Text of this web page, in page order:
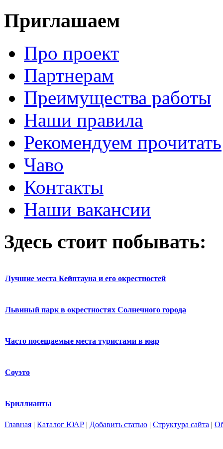
Приглашаем
Про проект
Партнерам
Преимущества работы
Наши правила
Рекомендуем прочитать
Чаво
Контакты
Наши вакансии
Здесь стоит побывать:
Лучшие места Кейптауна и его окрестностей
Львиный парк в окрестностях Солнечного города
Часто посещаемые места туристами в юар
Соуэто
Бриллианты
Главная | Каталог ЮАР | Добавить статью | Структура сайта |